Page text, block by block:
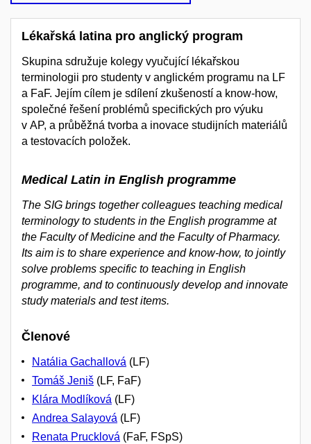
Lékařská latina pro anglický program
Skupina sdružuje kolegy vyučující lékařskou
terminologii pro studenty v anglickém programu na LF
a FaF. Jejím cílem je sdílení zkušeností a know-how,
společné řešení problémů specifických pro výuku
v AP, a průběžná tvorba a inovace studijních materiálů
a testovacích položek.
Medical Latin in English programme
The SIG brings together colleagues teaching medical
terminology to students in the English programme at
the Faculty of Medicine and the Faculty of Pharmacy.
Its aim is to share experience and know-how, to jointly
solve problems specific to teaching in English
programme, and to continuously develop and innovate
study materials and test items.
Členové
Natália Gachallová (LF)
Tomáš Jeniš (LF, FaF)
Klára Modlíková (LF)
Andrea Salayová (LF)
Renata Prucklová (FaF, FSpS)